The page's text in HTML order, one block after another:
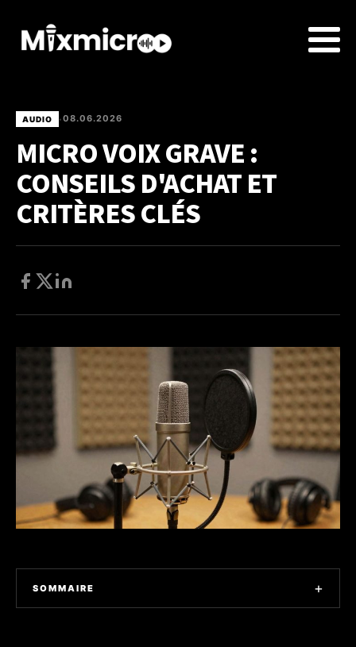
AUDIO • 08.06.2026
MICRO VOIX GRAVE :
CONSEILS D'ACHAT ET
CRITÈRES CLÉS
SOMMAIRE +